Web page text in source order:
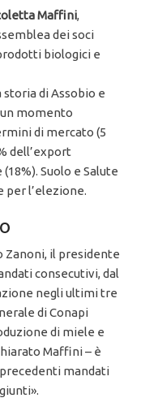
Maffini,
dei soci
biologici e
di Assobio e
momento
di mercato (5
dell’export
Suolo e Salute
per l’elezione.
Zanoni, il presidente
consecutivi, dal
negli ultimi tre
di Conapi
di miele e
Maffini – è
mandati